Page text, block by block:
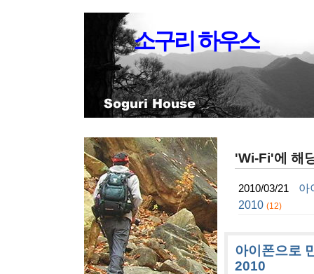
소구리 하우스
'Wi-Fi'에 해
2010/03/21
아
2010 (12)
아이폰으로
2010